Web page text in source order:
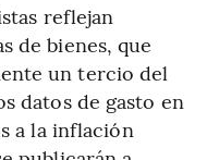
reflejan
de bienes, que
un tercio del
datos de gasto en
a la inflación